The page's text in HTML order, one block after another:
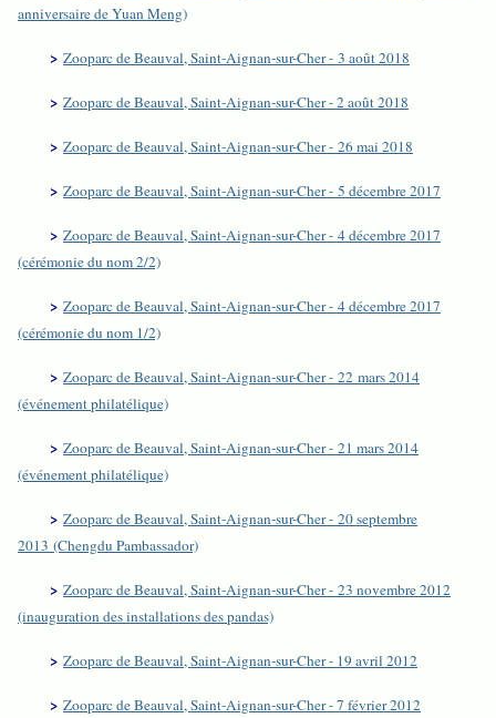
anniversaire de Yuan Meng)
> Zooparc de Beauval, Saint-Aignan-sur-Cher - 3 août 2018
> Zooparc de Beauval, Saint-Aignan-sur-Cher - 2 août 2018
> Zooparc de Beauval, Saint-Aignan-sur-Cher - 26 mai 2018
> Zooparc de Beauval, Saint-Aignan-sur-Cher - 5 décembre 2017
> Zooparc de Beauval, Saint-Aignan-sur-Cher - 4 décembre 2017
(cérémonie du nom 2/2)
> Zooparc de Beauval, Saint-Aignan-sur-Cher - 4 décembre 2017
(cérémonie du nom 1/2)
> Zooparc de Beauval, Saint-Aignan-sur-Cher - 22 mars 2014
(événement philatélique)
> Zooparc de Beauval, Saint-Aignan-sur-Cher - 21 mars 2014
(événement philatélique)
> Zooparc de Beauval, Saint-Aignan-sur-Cher - 20 septembre
2013 (Chengdu Pambassador)
> Zooparc de Beauval, Saint-Aignan-sur-Cher - 23 novembre 2012
(inauguration des installations des pandas)
> Zooparc de Beauval, Saint-Aignan-sur-Cher - 19 avril 2012
> Zooparc de Beauval, Saint-Aignan-sur-Cher - 7 février 2012